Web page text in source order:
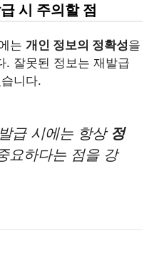
시 주의할 점
는 개인 정보의 정확성을
. 잘못된 정보는 재발급
니다.
급 시에는 항상 정
요하다는 점을 강